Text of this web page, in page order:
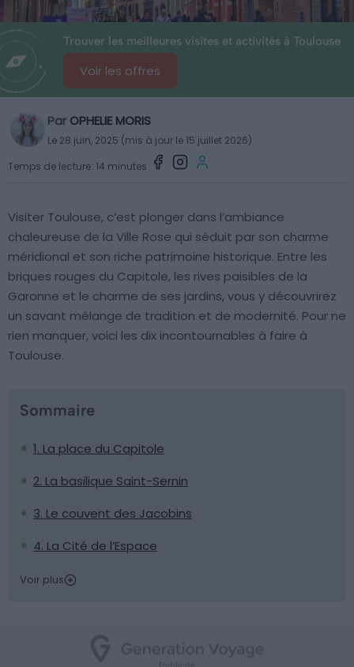
Trouver les meilleures visites et activités à Toulouse
Voir les offres
Par OPHELIE MORIS
Le 28 juin, 2025 (mis à jour le 15 juillet 2026)
Temps de lecture: 14 minutes
Visiter Toulouse, c’est plonger dans l’ambiance
chaleureuse de la Ville Rose qui séduit par son charme
méridional et son riche patrimoine historique. Entre les
briques rouges du Capitole, les rives paisibles de la
Garonne et le charme de ses jardins, vous y découvrirez
un savant mélange de tradition et de modernité. Pour ne
rien manquer, voici les dix incontournables à faire à
Toulouse.
Sommaire
1. La place du Capitole
2. La basilique Saint-Sernin
3. Le couvent des Jacobins
4. La Cité de l’Espace
Voir plus